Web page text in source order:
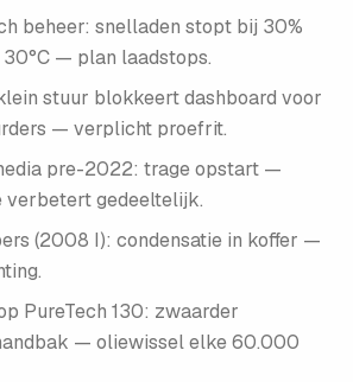
beheer: snelladen stopt bij 30%
30°C — plan laadstops.
stuur blokkeert dashboard voor
— verplicht proefrit.
pre-2022: trage opstart —
verbetert gedeeltelijk.
(2008 I): condensatie in koffer —
PureTech 130: zwaarder
— oliewissel elke 60.000